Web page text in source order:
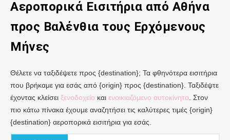
Αεροπορικά Εισιτήρια από Αθήνα
προς Βαλένθια τους Ερχόμενους
Μήνες
Θέλετε να ταξιδέψετε προς {destination}; Τα φθηνότερα εισιτήρια
που βρήκαμε για εσάς από {origin} προς {destination}. Ταξιδέψτε
έχοντας κλείσει ξενοδοχείο και ενοικιαζόμενο αυτοκίνητο . Στον
πιο κάτω πίνακα έχουμε αναζητήσει τις καλύτερες τιμές {origin}
{destination} αεροπορικά εισιτήρια για εσάς.